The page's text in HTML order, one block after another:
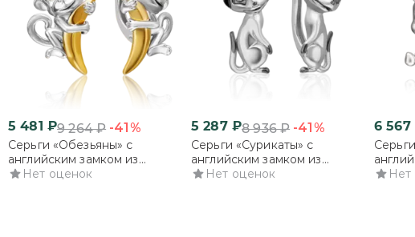
5 481 ₽9 264₽ -41%
Серьги «Обезьяны» с
английским замком из
серебра с эмалью
Нет оценок
5 287₽8 936₽ -41%
Серьги «Сурикаты» с
английским замком из
серебра с эмалью
Нет оценок
6 567
Нет